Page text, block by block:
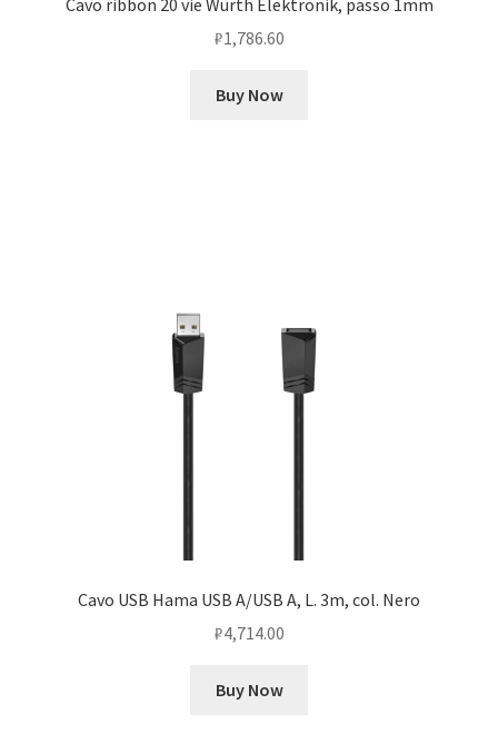
₽1,786.60
Buy Now
Cavo USB Hama USB A/USB A, L. 3m, col. Nero
₽4,714.00
Buy Now